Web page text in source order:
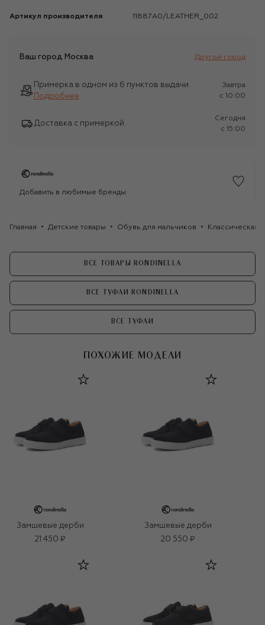
Артикул производителя 11887A0/LEATHER_002
Ваш город Москва Другой город
Примерка в одном из 6 пунктов выдачи
Подробнее
Завтра
c 10:00
Доставка с примеркой
Сегодня
c 15:00
Добавить в любимые бренды
Главная Детские товары Обувь для мальчиков Классическая
ВСЕ ТОВАРЫ RONDINELLA
ВСЕ ТУФЛИ RONDINELLA
ВСЕ ТУФЛИ
ПОХОЖИЕ МОДЕЛИ
Замшевые дерби
21 450 ₽
Замшевые дерби
20 550 ₽